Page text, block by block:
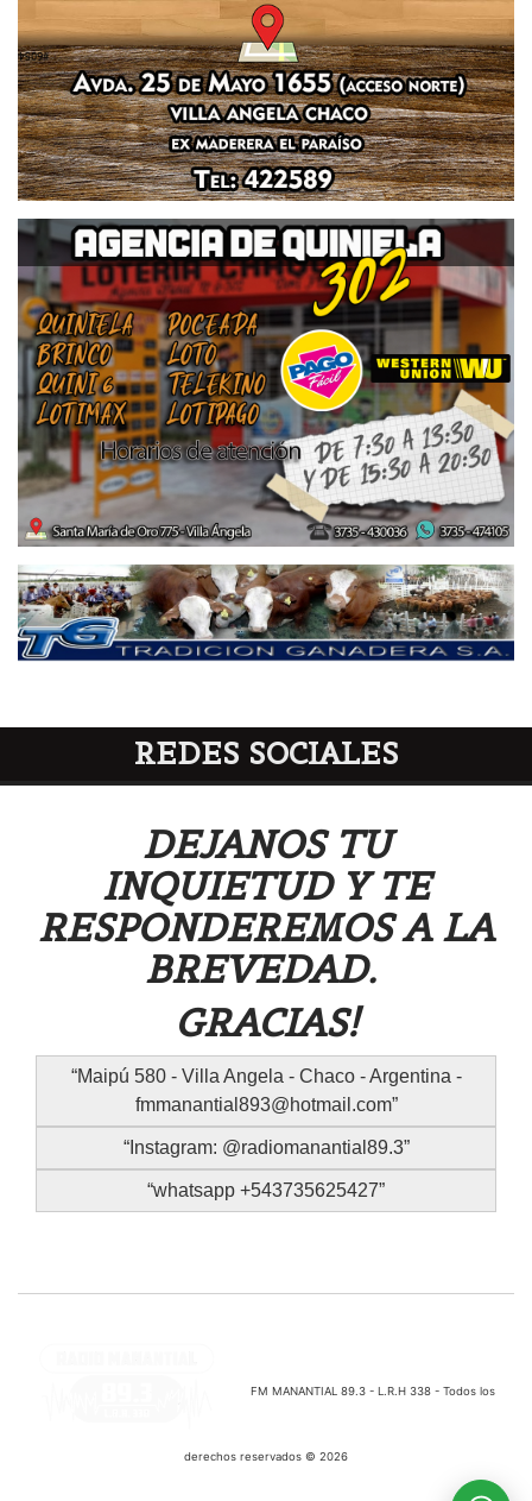
REDES SOCIALES
DEJANOS TU
INQUIETUD Y TE
RESPONDEREMOS A LA
BREVEDAD.
GRACIAS!
Maipú 580 - Villa Angela - Chaco - Argentina -
fmmanantial893@hotmail.com
Instagram: @radiomanantial89.3
whatsapp +543735625427
FM MANANTIAL 89.3 - L.R.H 338 - Todos los
derechos reservados © 2026